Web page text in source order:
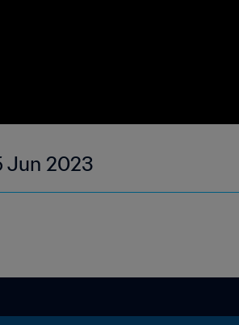
Jun 2023